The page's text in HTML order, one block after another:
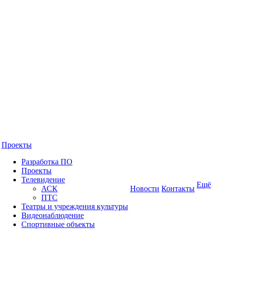
Проекты
Разработка ПО
Проекты
Телевидение
АСК
ПТС
Театры и учреждения культуры
Видеонаблюдение
Спортивные объекты
Новости Контакты Ещё